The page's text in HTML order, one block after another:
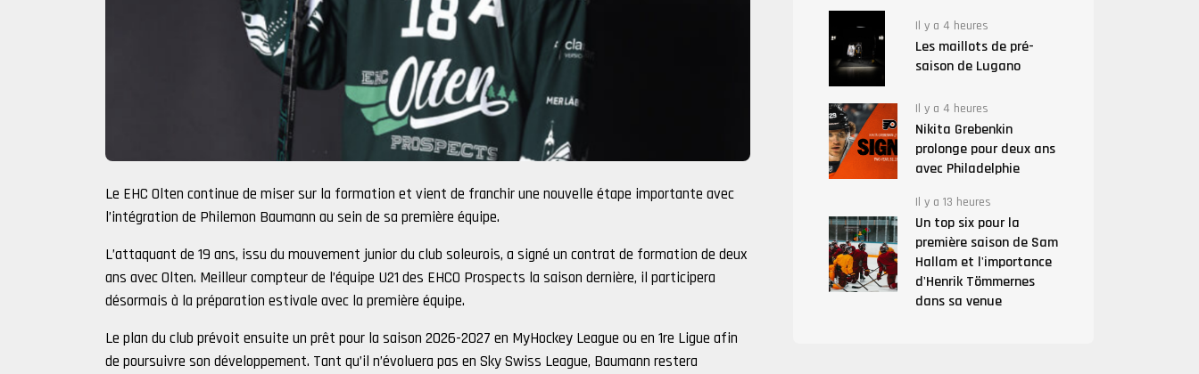
Le EHC Olten continue de miser sur la formation et vient de franchir une nouvelle étape importante avec
l’intégration de Philemon Baumann au sein de sa première équipe.
L’attaquant de 19 ans, issu du mouvement junior du club soleurois, a signé un contrat de formation de deux
ans avec Olten. Meilleur compteur de l’équipe U21 des EHCO Prospects la saison dernière, il participera
désormais à la préparation estivale avec la première équipe.
Le plan du club prévoit ensuite un prêt pour la saison 2026-2027 en MyHockey League ou en 1re Ligue afin
de poursuivre son développement. Tant qu’il n’évoluera pas en Sky Swiss League, Baumann restera
Il y a 4 heures
Les maillots de pré-
saison de Lugano
Il y a 4 heures
Nikita Grebenkin
prolonge pour deux ans
avec Philadelphie
Il y a 13 heures
Un top six pour la
première saison de Sam
Hallam et l'importance
d'Henrik Tömmernes
dans sa venue